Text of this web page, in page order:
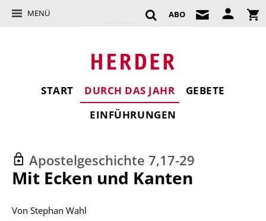
MENÜ ABO
START DURCH DAS JAHR
GEBETE
EINFÜHRUNGEN
Apostelgeschichte 7,17-29
:
Mit Ecken und Kanten
Von Stephan Wahl